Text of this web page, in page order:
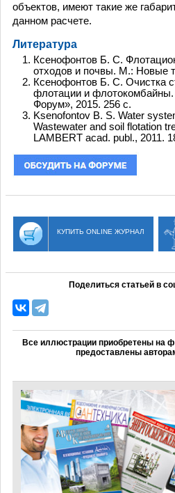
объектов, имеют такие же
данном расчете.
Литература
Ксенофонтов Б. С.
отходов и почвы. М.: Новые
Ксенофонтов Б. С. Очистка
флотации и
Форум», 2015. 256 c.
Ksenofontov B. S. Water
Wastewater and soil flotation
LAMBERT acad. publ., 2011.
КУПИТЬ ONLINE ЖУРНАЛ
Поделиться статьей в
Все иллюстрации приобретены на
предоставлены